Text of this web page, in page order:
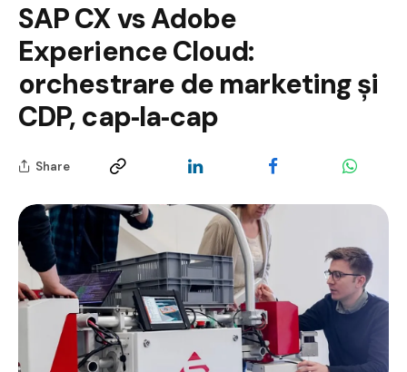
SAP CX vs Adobe
Experience Cloud:
orchestrare de marketing și
CDP, cap‑la‑cap
Share